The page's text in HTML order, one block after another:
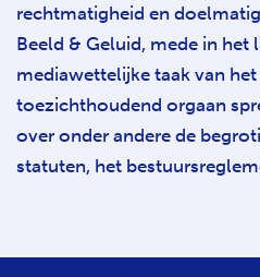
rechtmatigheid en
Beeld & Geluid, mede in het
mediawettelijke taak van
toezichthoudend orgaan
over onder andere de
statuten, het